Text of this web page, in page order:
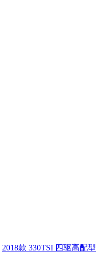
2018款 330TSI 四驱高配型